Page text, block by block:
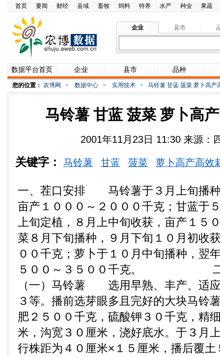
首页 要闻 财经 县域 畜牧 饲料 特养 水产 种业 果蔬
企业 县市
数据平台首页 企业 县市 品种
您的位置： 农博网 > 数据中心 > 实用技术 > 马铃薯 甘蓝 菠菜 萝卜高产
马铃薯 甘蓝 菠菜 萝卜高
2001年11月23日 11:30 来源：
关键字： 马铃薯 甘蓝 菠菜 萝卜高产高效
一、茬口安排 马铃薯于３月上旬播种
亩产１０００～２０００千克；甘蓝于
上旬定植，８月上中旬收获，亩产１５
菜８月下旬播种，９月下旬１０月初收
００千克；萝卜于１０月中旬播种，翌
５００～３５００千克。
（一）马铃薯 选用早熟、丰产、适
３等。播前选芽眼多且完好的大块马铃
肥２５００千克，硫酸钾３０千克，精
米，沟宽３０厘米，浇好底水。于３月
行株距为４０厘米×１５厘米，播后覆